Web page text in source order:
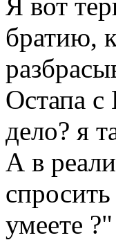
братию,
Остапа с
дело? я
А в
умеете ?"